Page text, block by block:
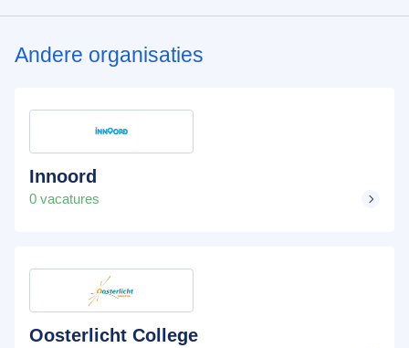
Andere organisaties
Innoord
0 vacatures
Oosterlicht College